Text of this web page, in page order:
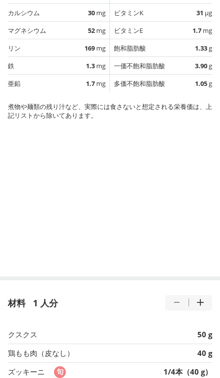
カルシウム
30 mg
マグネシウム
52 mg
リン
169 mg
鉄
1.3 mg
亜鉛
1.7 mg
ビタミンK
31 µg
ビタミンE
1.7 mg
飽和脂肪酸
1.33g
一価不飽和脂肪酸
3.90g
多価不飽和脂肪酸
1.05g
煮物や麺類の残り汁など、実際には食さないと想定される栄養価は、上
記リストから除いてあります。
材料 1 人分
クスクス
50 g
鶏もも肉（皮なし）
40 g
ズッキーニ
1/4本（40 g）